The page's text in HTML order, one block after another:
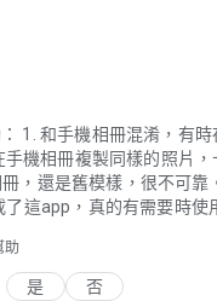
1. 和手機相冊混淆，有
機相冊複製同樣的照片
，還是舊模樣，很不可靠
這app，真的有需要時使
助
是 否